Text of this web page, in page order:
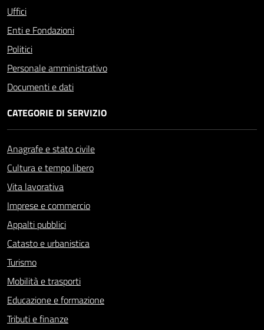
Uffici
Enti e Fondazioni
Politici
Personale amministrativo
Documenti e dati
CATEGORIE DI SERVIZIO
Anagrafe e stato civile
Cultura e tempo libero
Vita lavorativa
Imprese e commercio
Appalti pubblici
Catasto e urbanistica
Turismo
Mobilità e trasporti
Educazione e formazione
Tributi e finanze